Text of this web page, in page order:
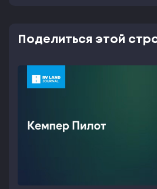
Поделиться этой